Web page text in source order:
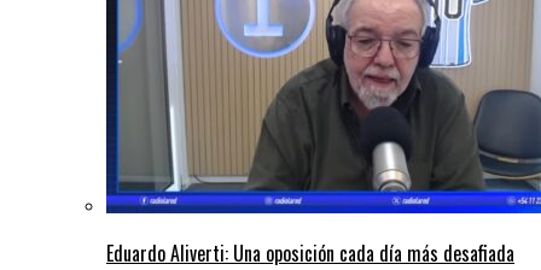
Eduardo Aliverti: Una oposición cada día más desafiada